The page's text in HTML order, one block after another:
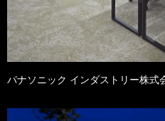
パナソニック インダストリー株式